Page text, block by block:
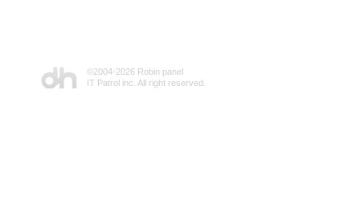
©2004-2026 Robin panel
IT Patrol inc. All right reserved.